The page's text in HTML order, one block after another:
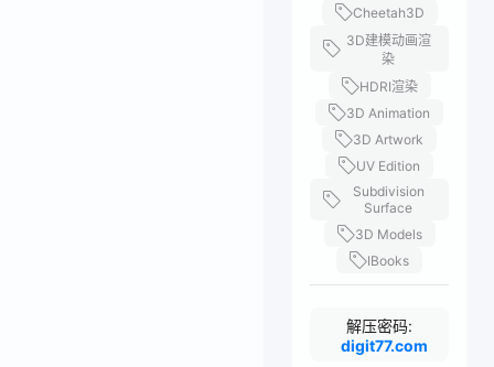
Cheetah3D
3D建模动画渲
染
HDRI渲染
3D Animation
3D Artwork
UV Edition
Subdivision
Surface
3D Models
IBooks
解压密码:
digit77.com